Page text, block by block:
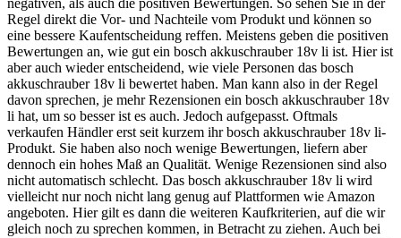
negativen, als auch die positiven Bewertungen. So sehen Sie in der
Regel direkt die Vor- und Nachteile vom Produkt und können so
eine bessere Kaufentscheidung reffen. Meistens geben die positiven
Bewertungen an, wie gut ein bosch akkuschrauber 18v li ist. Hier ist
aber auch wieder entscheidend, wie viele Personen das bosch
akkuschrauber 18v li bewertet haben. Man kann also in der Regel
davon sprechen, je mehr Rezensionen ein bosch akkuschrauber 18v
li hat, um so besser ist es auch. Jedoch aufgepasst. Oftmals
verkaufen Händler erst seit kurzem ihr bosch akkuschrauber 18v li-
Produkt. Sie haben also noch wenige Bewertungen, liefern aber
dennoch ein hohes Maß an Qualität. Wenige Rezensionen sind also
nicht automatisch schlecht. Das bosch akkuschrauber 18v li wird
vielleicht nur noch nicht lang genug auf Plattformen wie Amazon
angeboten. Hier gilt es dann die weiteren Kaufkriterien, auf die wir
gleich noch zu sprechen kommen, in Betracht zu ziehen. Auch bei